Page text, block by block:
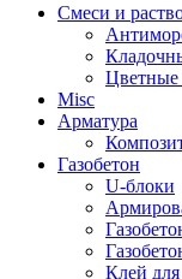
Cмеси и
Цветные
Misc
Арматура
Газобетон
U-блоки
Клей для